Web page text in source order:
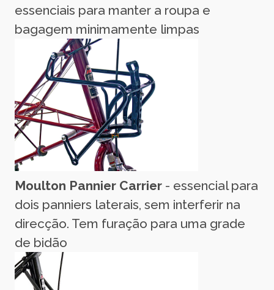
essenciais para manter a roupa e
bagagem minimamente limpas
Moulton Pannier Carrier - essencial para
dois panniers laterais, sem interferir na
direcção. Tem furação para uma grade
de bidão